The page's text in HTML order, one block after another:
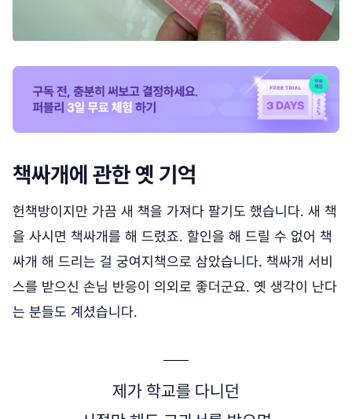
책싸개에 관한 옛 기억
헌책방이지만 가끔 새 책을 가져다 팔기도 했습니다. 새 책
을 사시면 책싸개를 해 드렸죠. 할인을 해 드릴 수 없어 책
싸개 해 드리는 걸 궁여지책으로 삼았습니다. 책싸개 서비
스를 받으신 손님 반응이 의외로 좋더군요. 옛 생각이 난다
는 분들도 계셨습니다.
제가 학교를 다니던